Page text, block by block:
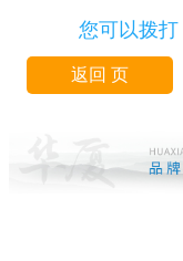
您可以拨打
返回 页